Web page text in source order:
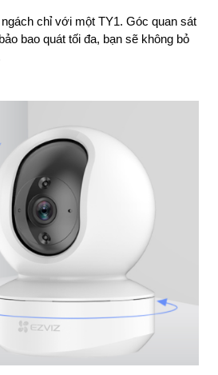
chỉ với một TY1. Góc quan sát
bao quát tối đa, bạn sẽ không bỏ